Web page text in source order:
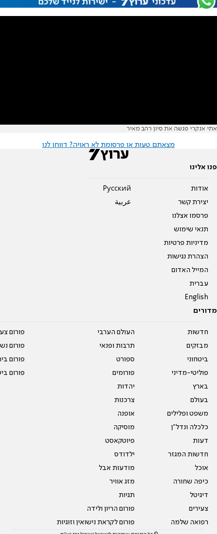
אתי אנקרי פגשה את סיון רהב מאיר
מצאתם טעות או פרסומת לא ראויה? דווחו לנו
פנו אלינו
אודות
יצירת קשר
פרסמו אצלנו
תנאי שימוש
מדיניות פרטיות
הצהרת נגישות
המייל האדום
עברית
English
Pусский
عربية
מדורים
חדשות
מבזקים
ביטחוני
פוליטי-מדיני
בארץ
בעולם
משפט ופלילים
כלכלה ונדל"ן
דעות
חדשות המגזר
אוכל
כיפה שחורה
דיגיטל
צעירים
רפואה שלמה
העולם הערבי
תרבות ופנאי
ספורט
פורומים
יהדות
צרכנות
אופנה
מוסיקה
פיוטקאסט
ילדודס
מודעות אבל
מזג אוויר
תגיות
פורום הריון ולידה
פורום לקראת נישואין וזוגיות
פורום
פורום
פורום
פורום